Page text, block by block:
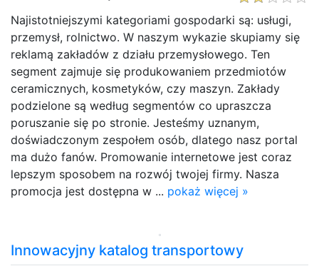
Najistotniejszymi kategoriami gospodarki są: usługi,
przemysł, rolnictwo. W naszym wykazie skupiamy się
reklamą zakładów z działu przemysłowego. Ten
segment zajmuje się produkowaniem przedmiotów
ceramicznych, kosmetyków, czy maszyn. Zakłady
podzielone są według segmentów co upraszcza
poruszanie się po stronie. Jesteśmy uznanym,
doświadczonym zespołem osób, dlatego nasz portal
ma dużo fanów. Promowanie internetowe jest coraz
lepszym sposobem na rozwój twojej firmy. Nasza
promocja jest dostępna w ... pokaż więcej »
Innowacyjny katalog transportowy